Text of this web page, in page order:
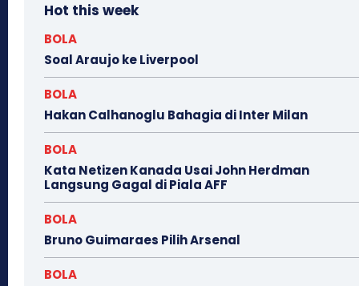
Hot this week
BOLA
Soal Araujo ke Liverpool
BOLA
Hakan Calhanoglu Bahagia di Inter Milan
BOLA
Kata Netizen Kanada Usai John Herdman
Langsung Gagal di Piala AFF
BOLA
Bruno Guimaraes Pilih Arsenal
BOLA